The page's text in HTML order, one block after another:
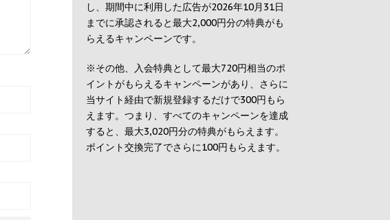
し、期間中に利用した広告が2026年10月31日
までに承認されると最大2,000円分の特典がも
らえるキャンペーンです。
※その他、入会特典として最大720円相当のポ
イントがもらえるキャンペーンがあり、さらに
当サイト経由で新規登録するだけで300円もら
えます。つまり、すべてのキャンペーンを達成
すると、最大3,020円分の特典がもらえます。
ポイント交換完了でさらに100円もらえます。